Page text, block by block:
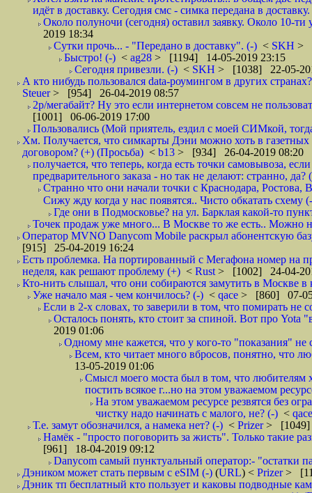
идёт в доставку. Сегодня смс - симка передана в
Около полуночи (сегодня) оставил заявку. Около 10-ти
2019 18:34
Сутки прочь... - "Передано в доставку". (-) < SKH >
Быстро! (-) < ag28 > [1194] 14-05-2019 23:15
Сегодня привезли. (-) < SKH > [1038] 22-05-
А кто нибудь пользовался data-роумингом в других
Steuer> [954] 26-04-2019 08:57
2р/мегабайт? Ну это если интернетом совсем не
[1001] 06-06-2019 17:00
Пользовались (Мой приятель, ездил с моей СИМкой,
Хм. Получается, что симкарты Дэни можно хоть в газетных
договором? (+) (Просьба) < b13 > [934] 26-04-2019 08:20
получается, что теперь, когда есть точки самовывоза,
предварительного заказа - но так не делают: странно, да?
Странно что они начали точки с Краснодара,
Сижу жду когда у нас появятся.. Чисто обкатать схему
Где они в Подмосковье? на ул. Барклая какой-то
Точек продаж уже много... В Москве то же есть.. Можно
Оператор MVNO Danycom Mobile раскрыл абонентскую
[915] 25-04-2019 16:24
Есть проблемка. На портированный с Мегафона номер на
неделя, как решают проблему (+) < Rust > [1002] 24-04-
Кто-нить слышал, что они собираются замутить в Москве в
Уже начало мая - чем кончилось? (-) < qace > [860] 07-
Если в 2-х словах, то заверили в том, что помирать не
Осталось понять, кто стоит за спиной. Вот про Yota
2019 01:06
Одному мне кажется, что у кого-то "показания" не
Всем, кто читает много вбросов, понятно, что
13-05-2019 01:06
Смысл моего моста был в том, что любителям
постить всякое г...но на этом уважаемом
На этом уважаемом ресурсе резвятся без
чистку надо начинать с малого, не? (-) <
Т.е. замут обозначился, а намека нет? (-) < Prizer> [1049]
Намёк - "просто поговорить за жисть". Только такие
[961] 18-04-2019 09:12
Danycom самый пунктуальный оператор:- "остатки
Дэником может стать первым с еSIM (-) (URL) < Prizer>
Дэник тп бесплатный кто пользует и каковы подводные